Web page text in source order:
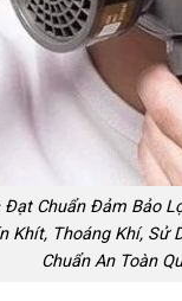
Chuẩn Đảm Bảo
Khít, Thoáng Khí, Sử
Chuẩn An Toàn